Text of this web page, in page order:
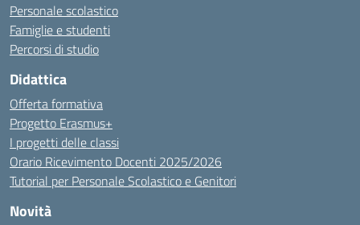
Personale scolastico
Famiglie e studenti
Percorsi di studio
Didattica
Offerta formativa
Progetto Erasmus+
I progetti delle classi
Orario Ricevimento Docenti 2025/2026
Tutorial per Personale Scolastico e Genitori
Novità